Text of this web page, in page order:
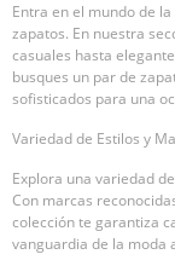
Entra en el mundo de
zapatos. En nuestra
casuales hasta
busques un par de
sofisticados para una
Variedad de Estilos y
Explora una variedad
Con marcas
colección te garantiza
vanguardia de la moda